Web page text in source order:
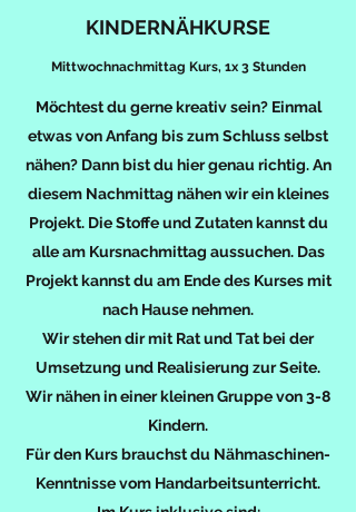
KINDERNÄHKURSE
Mittwochnachmittag Kurs, 1x 3 Stunden
Möchtest du gerne kreativ sein? Einmal
etwas von Anfang bis zum Schluss selbst
nähen? Dann bist du hier genau richtig. An
diesem Nachmittag nähen wir ein kleines
Projekt. Die Stoffe und Zutaten kannst du
alle am Kursnachmittag aussuchen. Das
Projekt kannst du am Ende des Kurses mit
nach Hause nehmen.
Wir stehen dir mit Rat und Tat bei der
Umsetzung und Realisierung zur Seite.
Wir nähen in einer kleinen Gruppe von 3-8
Kindern.
Für den Kurs brauchst du Nähmaschinen-
Kenntnisse vom Handarbeitsunterricht.